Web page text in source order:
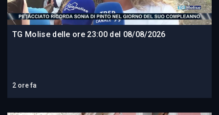
TG Molise delle ore 23:00 del 08/08/2026
2 ore fa